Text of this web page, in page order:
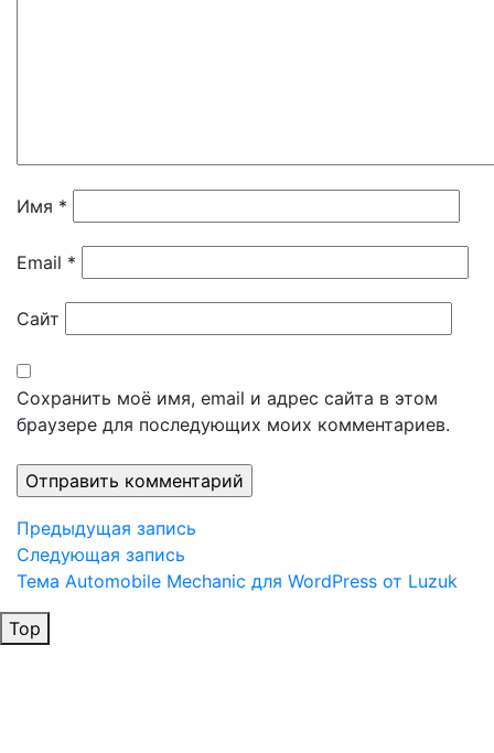
Имя *
Email *
Сайт
Сохранить моё имя, email и адрес сайта в этом
браузере для последующих моих комментариев.
Навигация
по
записям
Предыдущая
запись
Предыдущая запись
Следующая
запись
Следующая запись
Тема Automobile Mechanic для WordPress от Luzuk
Top